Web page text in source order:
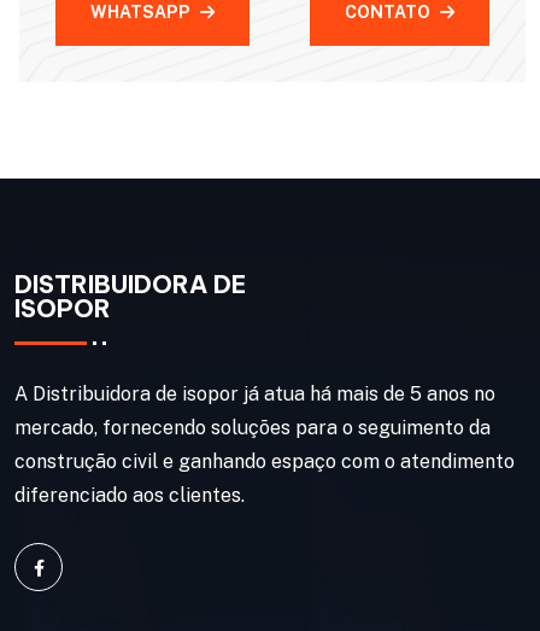
WHATSAPP CONTATO
DISTRIBUIDORA DE
ISOPOR
A Distribuidora de isopor já atua há mais de 5 anos no
mercado, fornecendo soluções para o seguimento da
construção civil e ganhando espaço com o atendimento
diferenciado aos clientes.